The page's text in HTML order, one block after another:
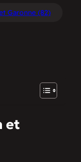
Garonne (82)
et